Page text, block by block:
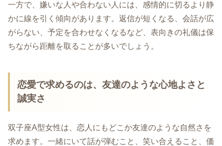
一方で、嫌いな人や合わない人には、感情的に切るより静
かに線を引く傾向があります。返信が短くなる、会話が広
がらない、予定を合わせなくなるなど、表向きの礼儀は保
ちながら距離を取ることが多いでしょう。
恋愛で求めるのは、友達のような心地よさと
誠実さ
双子座A型女性は、恋人にもどこか友達のような自然さを
求めます。一緒にいて話が弾むこと、笑い合えること、価